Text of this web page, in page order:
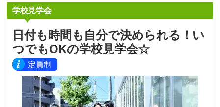
学校見学会
日付も時間も自分で決められる！い
つでもOKの学校見学会☆
定員制